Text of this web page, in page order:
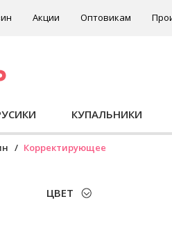
Акции Оптовикам
КУПАЛЬНИКИ
Корректирующее
ЦВЕТ